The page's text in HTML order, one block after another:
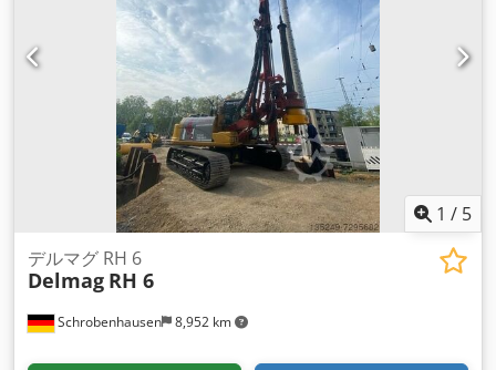
1 / 5
Schrobenhausen 8,952 km
デルマグ RH 6
Delmag RH 6